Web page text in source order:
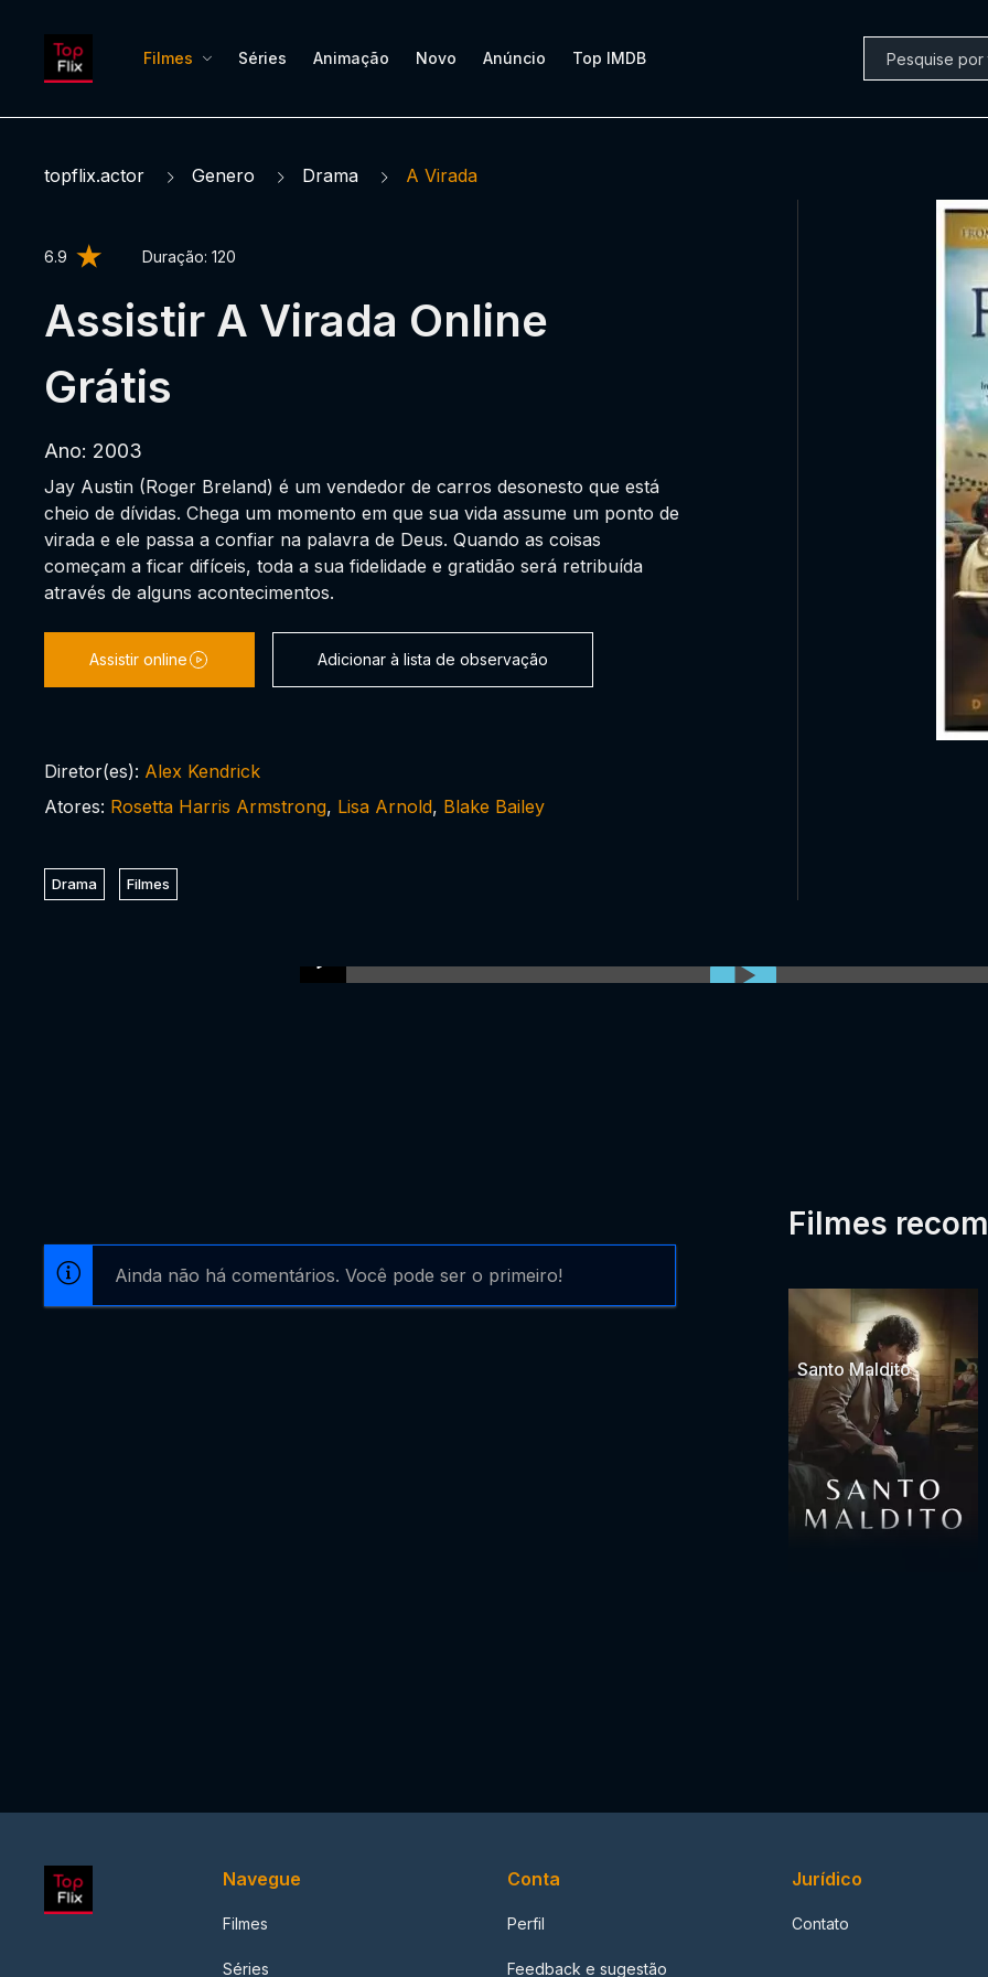
Filmes Séries Animação Novo Anúncio Top IMDB
topflix.actor Genero Drama A Virada
6.9 Duração: 120
Assistir A Virada Online
Grátis
Ano: 2003
Jay Austin (Roger Breland) é um vendedor de carros desonesto que está
cheio de dívidas. Chega um momento em que sua vida assume um ponto de
virada e ele passa a confiar na palavra de Deus. Quando as coisas
começam a ficar difíceis, toda a sua fidelidade e gratidão será retribuída
através de alguns acontecimentos.
Assistir online Adicionar à lista de observação
Diretor(es): Alex Kendrick
Atores: Rosetta Harris Armstrong, Lisa Arnold, Blake Bailey
Drama Filmes
Ainda não há comentários. Você pode ser o primeiro!
Filmes
Santo Maldito
Navegue
Filmes
Séries
Conta
Perfil
Feedback e sugestão
Jurídico
Contato